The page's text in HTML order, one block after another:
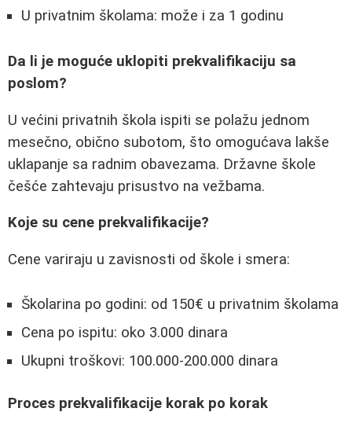
U privatnim školama: može i za 1 godinu
Da li je moguće uklopiti prekvalifikaciju sa
poslom?
U većini privatnih škola ispiti se polažu jednom
mesečno, obično subotom, što omogućava lakše
uklapanje sa radnim obavezama. Državne škole
češće zahtevaju prisustvo na vežbama.
Koje su cene prekvalifikacije?
Cene variraju u zavisnosti od škole i smera:
Školarina po godini: od 150€ u privatnim školama
Cena po ispitu: oko 3.000 dinara
Ukupni troškovi: 100.000-200.000 dinara
Proces prekvalifikacije korak po korak